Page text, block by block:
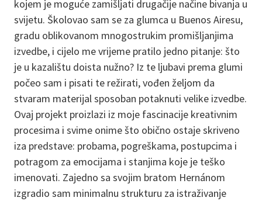
kojem je moguće zamišljati drugačije načine bivanja u
svijetu. Školovao sam se za glumca u Buenos Airesu,
gradu oblikovanom mnogostrukim promišljanjima
izvedbe, i cijelo me vrijeme pratilo jedno pitanje: što
je u kazalištu doista nužno? Iz te ljubavi prema glumi
počeo sam i pisati te režirati, vođen željom da
stvaram materijal sposoban potaknuti velike izvedbe.
Ovaj projekt proizlazi iz moje fascinacije kreativnim
procesima i svime onime što obično ostaje skriveno
iza predstave: probama, pogreškama, postupcima i
potragom za emocijama i stanjima koje je teško
imenovati. Zajedno sa svojim bratom Hernánom
izgradio sam minimalnu strukturu za istraživanje